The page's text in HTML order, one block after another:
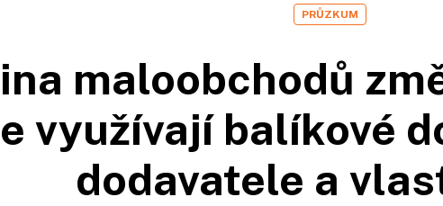
PRŮZKUM
maloobchodů
využívají balíkové
dodavatele a